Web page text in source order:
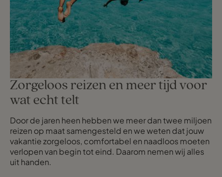
Zorgeloos reizen en meer tijd voor
wat echt telt
Door de jaren heen hebben we meer dan twee miljoen
reizen op maat samengesteld en we weten dat jouw
vakantie zorgeloos, comfortabel en naadloos moeten
verlopen van begin tot eind. Daarom nemen wij alles
uit handen.